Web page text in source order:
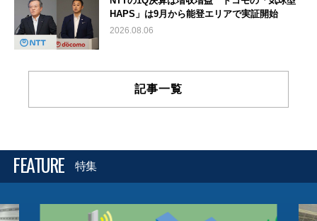
HAPS」は9月から能登エリアで実証開始
2026.08.06
記事一覧
FEATURE 特集